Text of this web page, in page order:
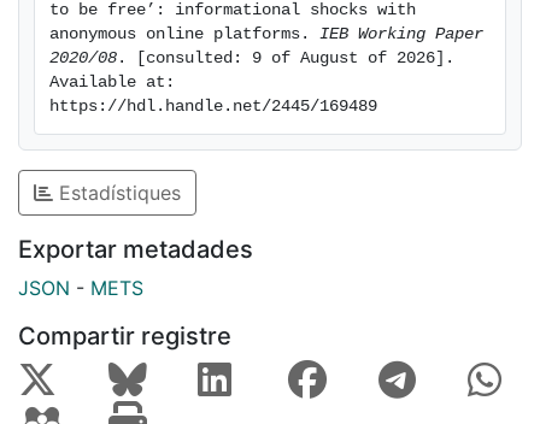
to be free’: informational shocks with
anonymous online platforms. IEB Working Paper
2020/08 . [consulted: 9 of August of 2026].
Available at:
https://hdl.handle.net/2445/169489
Estadístiques
Exportar metadades
JSON - METS
Compartir registre